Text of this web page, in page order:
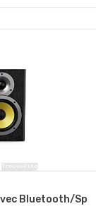
Bluetooth/Sp